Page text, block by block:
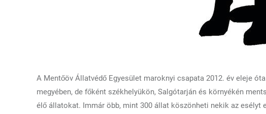
A Mentőöv Állatvédő Egyesület maroknyi csapata 2012. év eleje
megyében, de főként székhelyükön, Salgótarján és környékén
élő állatokat. Immár öbb, mint 300 állat köszönheti nekik az esélyt